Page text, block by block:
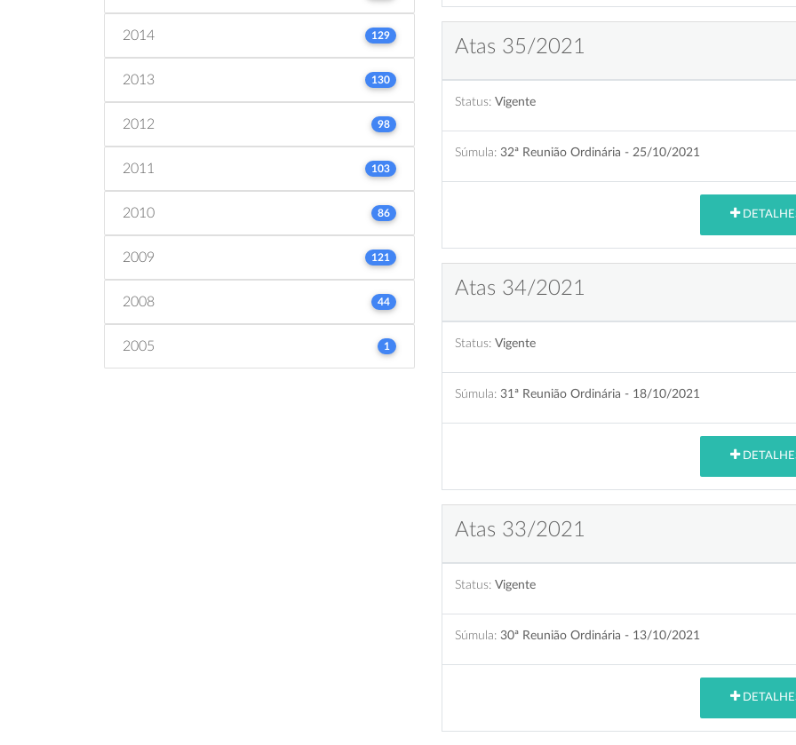
2014 129
2013 130
2012 98
2011 103
2010 86
2009 121
2008 44
2005 1
Atas 35/2021
Status: Vigente
Súmula: 32ª Reunião Ordinária - 25/10/2021
Atas 34/2021
Status: Vigente
Súmula: 31ª Reunião Ordinária - 18/10/2021
Atas 33/2021
Status: Vigente
Súmula: 30ª Reunião Ordinária - 13/10/2021